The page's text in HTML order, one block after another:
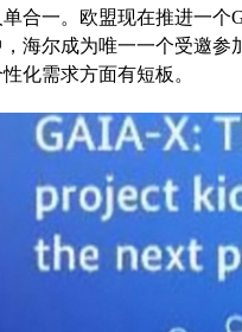
合一。欧盟现在推进一
海尔成为唯一一个受邀
化需求方面有短板。